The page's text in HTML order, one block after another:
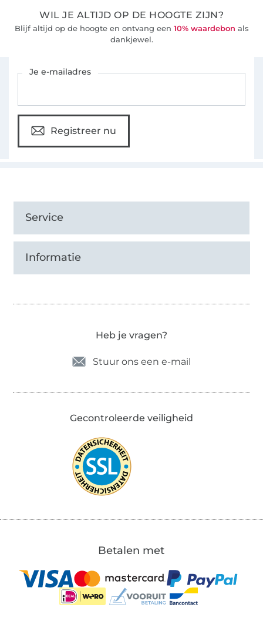
WIL JE ALTIJD OP DE HOOGTE ZIJN?
Blijf altijd op de hoogte en ontvang een 10% waardebon als
dankjewel.
Je e-mailadres
Registreer nu
Service
Informatie
Heb je vragen?
Stuur ons een e-mail
Gecontroleerde veiligheid
Betalen met